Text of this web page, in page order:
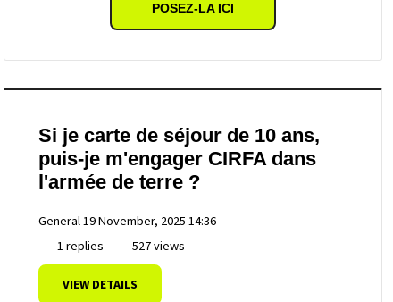
POSEZ-LA ICI
Si je carte de séjour de 10 ans,
puis-je m'engager CIRFA dans
l'armée de terre ?
General19 November, 2025 14:36
1 replies
527 views
VIEW DETAILS